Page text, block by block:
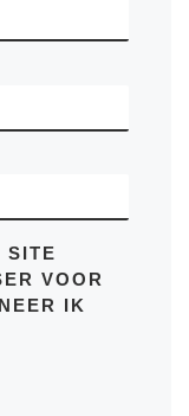
SITE
VOOR
IK